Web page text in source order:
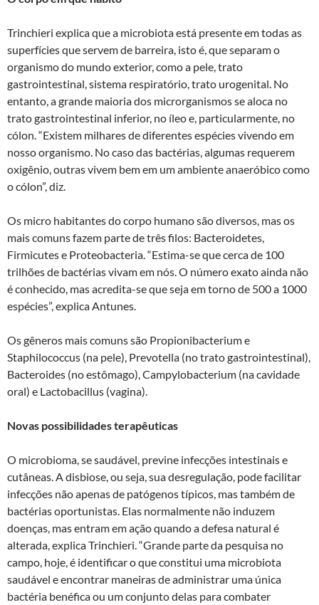
Trinchieri explica que a microbiota está presente em todas as
superfícies que servem de barreira, isto é, que separam o
organismo do mundo exterior, como a pele, trato
gastrointestinal, sistema respiratório, trato urogenital. No
entanto, a grande maioria dos microrganismos se aloca no
trato gastrointestinal inferior, no íleo e, particularmente, no
cólon. “Existem milhares de diferentes espécies vivendo em
nosso organismo. No caso das bactérias, algumas requerem
oxigênio, outras vivem bem em um ambiente anaeróbico como
o cólon”, diz.
Os micro habitantes do corpo humano são diversos, mas os
mais comuns fazem parte de três filos: Bacteroidetes,
Firmicutes e Proteobacteria. “Estima-se que cerca de 100
trilhões de bactérias vivam em nós. O número exato ainda não
é conhecido, mas acredita-se que seja em torno de 500 a 1000
espécies”, explica Antunes.
Os gêneros mais comuns são Propionibacterium e
Staphilococcus (na pele), Prevotella (no trato gastrointestinal),
Bacteroides (no estômago), Campylobacterium (na cavidade
oral) e Lactobacillus (vagina).
Novas possibilidades terapêuticas
O microbioma, se saudável, previne infecções intestinais e
cutâneas. A disbiose, ou seja, sua desregulação, pode facilitar
infecções não apenas de patógenos típicos, mas também de
bactérias oportunistas. Elas normalmente não induzem
doenças, mas entram em ação quando a defesa natural é
alterada, explica Trinchieri. “Grande parte da pesquisa no
campo, hoje, é identificar o que constitui uma microbiota
saudável e encontrar maneiras de administrar uma única
bactéria benéfica ou um conjunto delas para combater